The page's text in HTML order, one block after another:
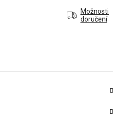
Možnosti
doručení